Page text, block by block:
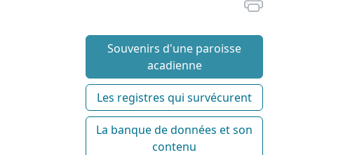
Souvenirs d'une paroisse
acadienne
Les registres qui survécurent
La banque de données et son
contenu